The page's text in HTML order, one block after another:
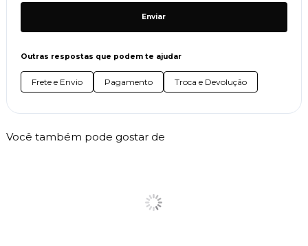
Enviar
Outras respostas que podem te ajudar
Frete e Envio Pagamento Troca e Devolução
Você também pode gostar de